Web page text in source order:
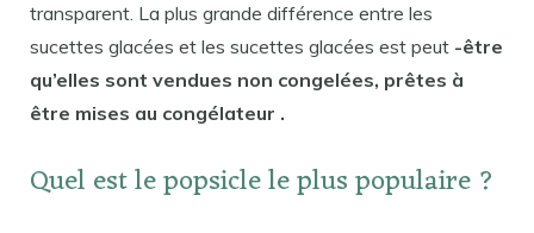
transparent. La plus grande différence entre les
sucettes glacées et les sucettes glacées est peut -être
qu’elles sont vendues non congelées, prêtes à
être mises au congélateur .
Quel est le popsicle le plus populaire ?